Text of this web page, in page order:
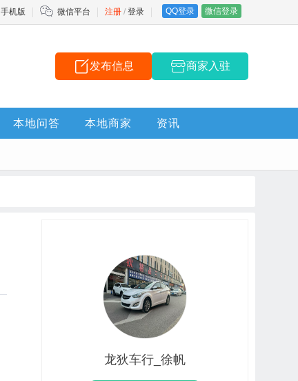
注册 / 登录 QQ登录 微信登录
手机版 微信平台
发布信息 商家入驻
本地问答 本地商家 资讯
龙狄车行_徐帆